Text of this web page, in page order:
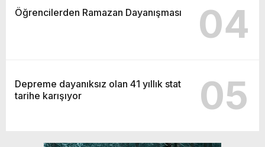
Öğrencilerden Ramazan Dayanışması 04
Depreme dayanıksız olan 41 yıllık stat
tarihe karışıyor
05